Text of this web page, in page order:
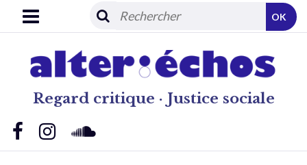
Regard critique · Justice sociale
OK